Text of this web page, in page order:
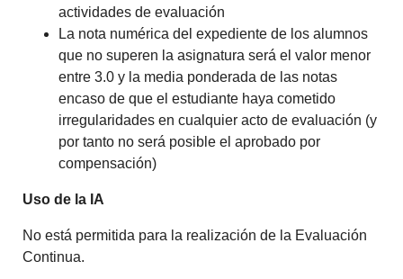
actividades de evaluación
La nota numérica del expediente de los alumnos
que no superen la asignatura será el valor menor
entre 3.0 y la media ponderada de las notas
encaso de que el estudiante haya cometido
irregularidades en cualquier acto de evaluación (y
por tanto no será posible el aprobado por
compensación)
Uso de la IA
No está permitida para la realización de la Evaluación
Continua.